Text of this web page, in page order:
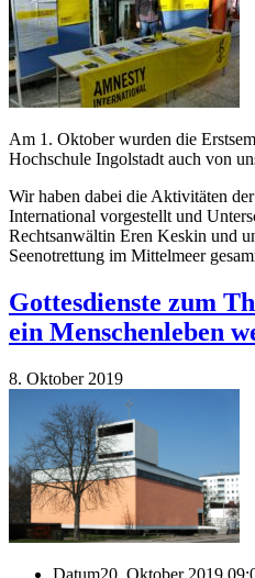
Am 1. Oktober wurden die
Hochschule Ingolstadt auch von
Wir haben dabei die Aktivitäten
International vorgestellt und
Rechtsanwältin Eren Keskin und
Seenotrettung im Mittelmeer
Gottesdienste zum
ein Menschenleben
8. Oktober 2019
Datum20. Oktober 2019